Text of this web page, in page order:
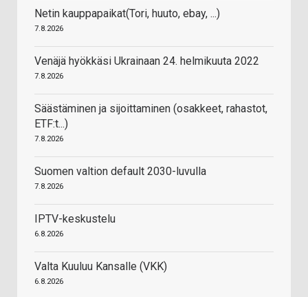
Netin kauppapaikat(Tori, huuto, ebay, ...)
7.8.2026
Venäjä hyökkäsi Ukrainaan 24. helmikuuta 2022
7.8.2026
Säästäminen ja sijoittaminen (osakkeet, rahastot,
ETF:t...)
7.8.2026
Suomen valtion default 2030-luvulla
7.8.2026
IPTV-keskustelu
6.8.2026
Valta Kuuluu Kansalle (VKK)
6.8.2026